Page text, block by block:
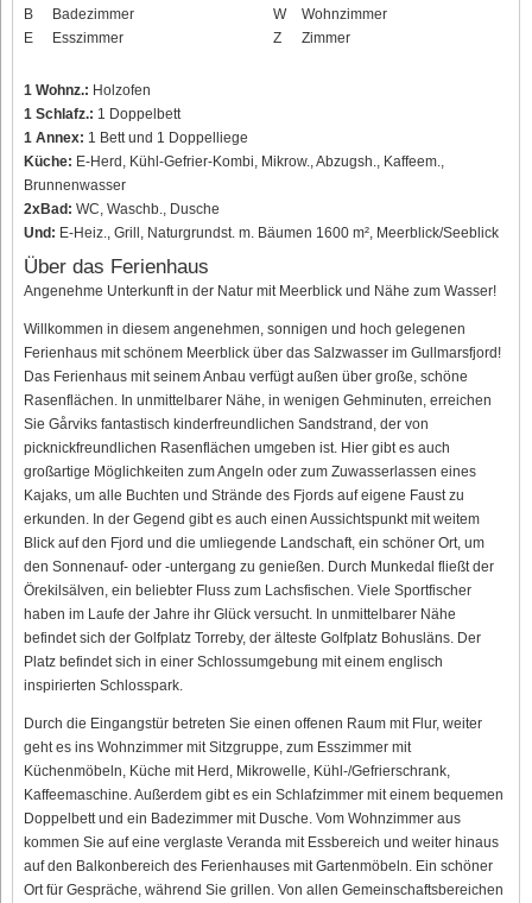
B
Badezimmer
E
Esszimmer
W
Wohnzimmer
Z
Zimmer
1 Wohnz.: Holzofen
1 Schlafz.: 1 Doppelbett
1 Annex: 1 Bett und 1 Doppelliege
Küche: E-Herd, Kühl-Gefrier-Kombi, Mikrow., Abzugsh., Kaffeem.,
Brunnenwasser
2xBad: WC, Waschb., Dusche
Und: E-Heiz., Grill, Naturgrundst. m. Bäumen 1600 m², Meerblick/Seeblick
Über das Ferienhaus
Angenehme Unterkunft in der Natur mit Meerblick und Nähe zum Wasser!
Willkommen in diesem angenehmen, sonnigen und hoch gelegenen
Ferienhaus mit schönem Meerblick über das Salzwasser im Gullmarsfjord!
Das Ferienhaus mit seinem Anbau verfügt außen über große, schöne
Rasenflächen. In unmittelbarer Nähe, in wenigen Gehminuten, erreichen
Sie Gårviks fantastisch kinderfreundlichen Sandstrand, der von
picknickfreundlichen Rasenflächen umgeben ist. Hier gibt es auch
großartige Möglichkeiten zum Angeln oder zum Zuwasserlassen eines
Kajaks, um alle Buchten und Strände des Fjords auf eigene Faust zu
erkunden. In der Gegend gibt es auch einen Aussichtspunkt mit weitem
Blick auf den Fjord und die umliegende Landschaft, ein schöner Ort, um
den Sonnenauf- oder -untergang zu genießen. Durch Munkedal fließt der
Örekilsälven, ein beliebter Fluss zum Lachsfischen. Viele Sportfischer
haben im Laufe der Jahre ihr Glück versucht. In unmittelbarer Nähe
befindet sich der Golfplatz Torreby, der älteste Golfplatz Bohusläns. Der
Platz befindet sich in einer Schlossumgebung mit einem englisch
inspirierten Schlosspark.
Durch die Eingangstür betreten Sie einen offenen Raum mit Flur, weiter
geht es ins Wohnzimmer mit Sitzgruppe, zum Esszimmer mit
Küchenmöbeln, Küche mit Herd, Mikrowelle, Kühl-/Gefrierschrank,
Kaffeemaschine. Außerdem gibt es ein Schlafzimmer mit einem bequemen
Doppelbett und ein Badezimmer mit Dusche. Vom Wohnzimmer aus
kommen Sie auf eine verglaste Veranda mit Essbereich und weiter hinaus
auf den Balkonbereich des Ferienhauses mit Gartenmöbeln. Ein schöner
Ort für Gespräche, während Sie grillen. Von allen Gemeinschaftsbereichen